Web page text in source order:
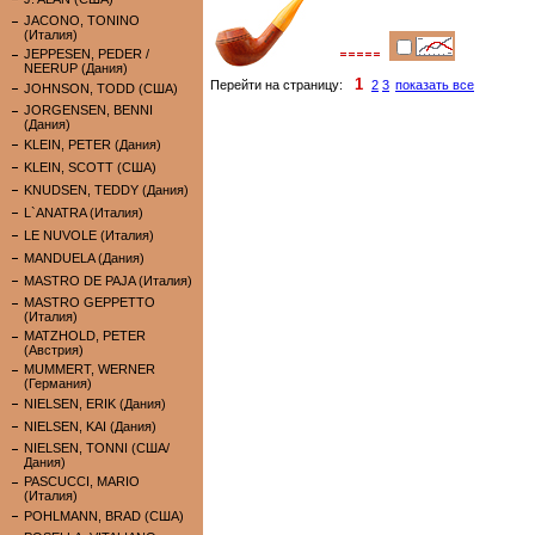
JACONO, TONINO
(Италия)
JEPPESEN, PEDER /
NEERUP (Дания)
JOHNSON, TODD (США)
JORGENSEN, BENNI
(Дания)
KLEIN, PETER (Дания)
KLEIN, SCOTT (США)
KNUDSEN, TEDDY (Дания)
L`ANATRA (Италия)
LE NUVOLE (Италия)
MANDUELA (Дания)
MASTRO DE PAJA (Италия)
MASTRO GEPPETTO
(Италия)
MATZHOLD, PETER
(Австрия)
MUMMERT, WERNER
(Германия)
NIELSEN, ERIK (Дания)
NIELSEN, KAI (Дания)
NIELSEN, TONNI (США/
Дания)
PASCUCCI, MARIO
(Италия)
POHLMANN, BRAD (США)
Перейти на страницу: 1 2 3 показать все